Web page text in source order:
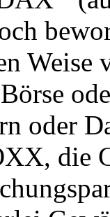
oder
die